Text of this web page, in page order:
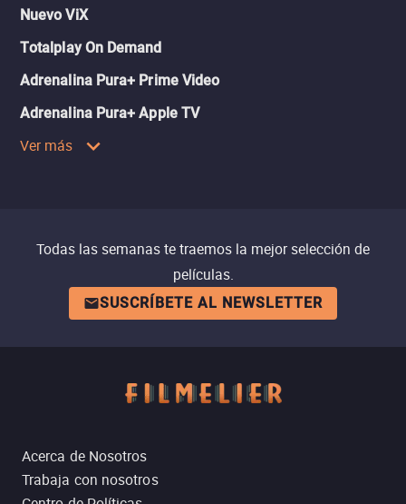
Nuevo ViX
Totalplay On Demand
Adrenalina Pura+ Prime Video
Adrenalina Pura+ Apple TV
Ver más
Todas las semanas te traemos la mejor selección de
películas.
SUSCRÍBETE AL NEWSLETTER
Acerca de Nosotros
Trabaja con nosotros